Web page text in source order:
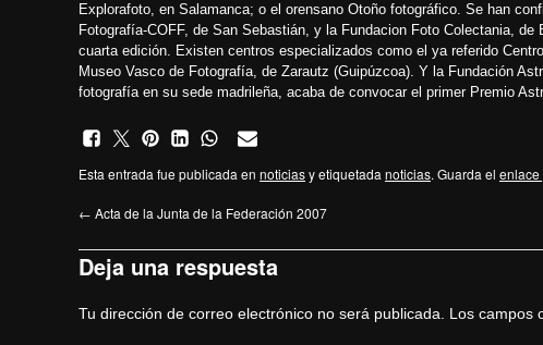
Explorafoto, en Salamanca; o el orensano Otoño fotográfico. Se han
Fotografía-COFF, de San Sebastián, y la Fundacion Foto Colectania, de
cuarta edición. Existen centros especializados como el ya referido
Museo Vasco de Fotografía, de Zarautz (Guipúzcoa). Y la Fundación
fotografía en su sede madrileña, acaba de convocar el primer Premio
Esta entrada fue publicada en noticiasy etiquetada noticias. Guarda el enlace
← Acta de la Junta de la Federación 2007
Deja una respuesta
Tu dirección de correo electrónico no será publicada. Los campos